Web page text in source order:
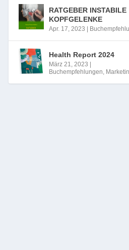
RATGEBER INSTABILE
KOPFGELENKE
Apr. 17, 2023
Health Report 2024
März 21, 2023
Buchempfehlungen,